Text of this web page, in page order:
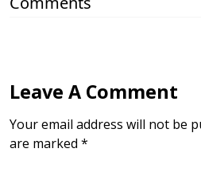
Leave A Comment
Your email address will not be
are marked *